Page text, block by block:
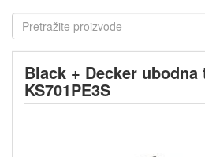
Black + Decker ubodna
KS701PE3S